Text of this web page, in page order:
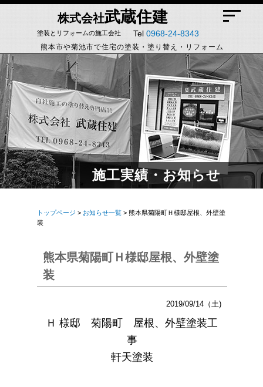
塗装とリフォームの施工会社
株式会社武蔵住建
熊本市や菊池市で住宅の塗装・塗り替え・リフォーム
Tel 0968-24-8343
施工実績・お知らせ
トップページ > お知らせ一覧> 熊本県菊陽町Ｈ様邸屋根、外壁塗
装
熊本県菊陽町Ｈ様邸屋根、外壁塗
装
2019/09/14（土)
Ｈ 様邸 菊陽町 屋根、外壁塗装工
事
軒天塗装